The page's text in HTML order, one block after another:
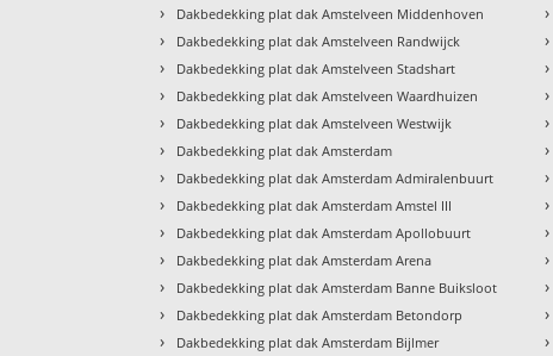
› Dakbedekking plat dak Amstelveen Middenhoven
› Dakbedekking plat dak Amstelveen Randwijck
› Dakbedekking plat dak Amstelveen Stadshart
› Dakbedekking plat dak Amstelveen Waardhuizen
› Dakbedekking plat dak Amstelveen Westwijk
› Dakbedekking plat dak Amsterdam
› Dakbedekking plat dak Amsterdam Admiralenbuurt
› Dakbedekking plat dak Amsterdam Amstel III
› Dakbedekking plat dak Amsterdam Apollobuurt
› Dakbedekking plat dak Amsterdam Arena
› Dakbedekking plat dak Amsterdam Banne Buiksloot
› Dakbedekking plat dak Amsterdam Betondorp
› Dakbedekking plat dak Amsterdam Bijlmer
›
›
›
›
›
›
›
›
›
›
›
›
›